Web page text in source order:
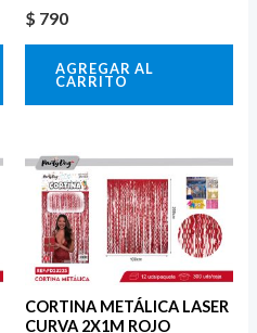
$ 790
AGREGAR AL
CARRITO
CORTINA METÁLICA LASER
CURVA 2X1M ROJO